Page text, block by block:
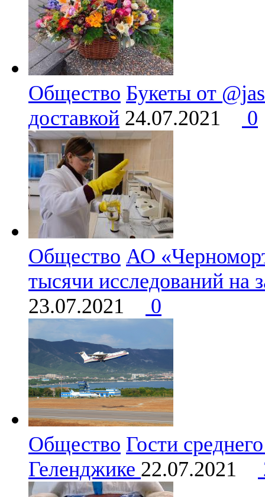
Общество Букеты от
доставкой 24.07.2021 0
Общество АО
тысячи исследований на
23.07.2021
0
Общество Гости
Геленджике 22.07.2021